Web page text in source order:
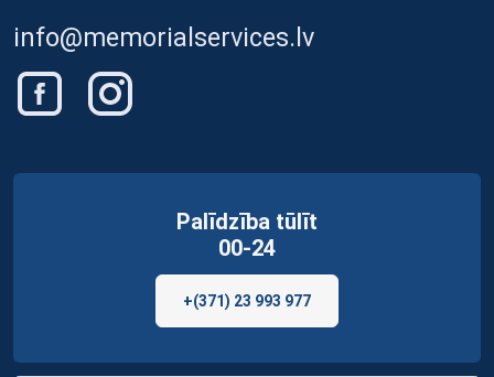
info@memorialservices.lv
Palīdzība tūlīt
00-24
+(371) 23 993 977